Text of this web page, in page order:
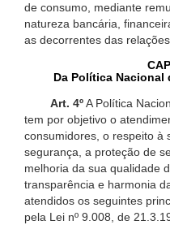
de consumo, mediante
natureza bancária,
as decorrentes das
Da Política Nacional
Art. 4ºA Política
tem por objetivo o
consumidores, o respeito à
segurança, a proteção de
melhoria da sua qualidade
transparência e harmonia
atendidos os seguintes
pela Lei nº 9.008, de